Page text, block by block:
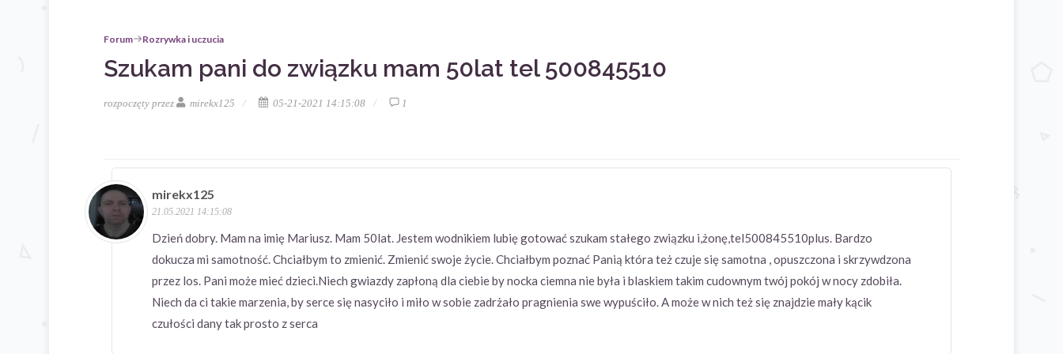
Forum Rozrywka i uczucia
Szukam pani do związku mam 50lat tel 500845510
rozpoczęty przez mirekx125 05-21-2021 14:15:08 1
mirekx125
21.05.2021 14:15:08
Dzień dobry. Mam na imię Mariusz. Mam 50lat. Jestem wodnikiem lubię gotować szukam stałego związku i,żonę,tel500845510plus. Bardzo
dokucza mi samotność. Chciałbym to zmienić. Zmienić swoje życie. Chciałbym poznać Panią która też czuje się samotna , opuszczona i skrzywdzona
przez los. Pani może mieć dzieci.Niech gwiazdy zapłoną dla ciebie by nocka ciemna nie była i blaskiem takim cudownym twój pokój w nocy zdobiła.
Niech da ci takie marzenia, by serce się nasyciło i miło w sobie zadrżało pragnienia swe wypuściło. A może w nich też się znajdzie mały kącik
czułości dany tak prosto z serca